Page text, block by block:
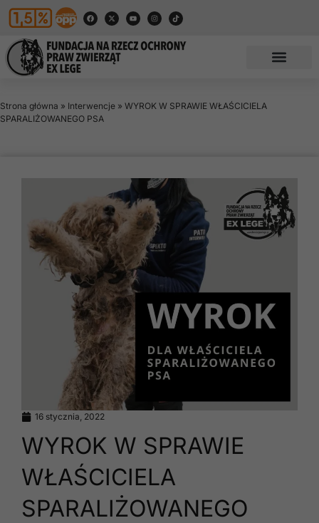
Strona główna » Interwencje » WYROK W SPRAWIE WŁAŚCICIELA
SPARALIŻOWANEGO PSA
16 stycznia, 2022
WYROK W SPRAWIE
WŁAŚCICIELA
SPARALIŻOWANEGO